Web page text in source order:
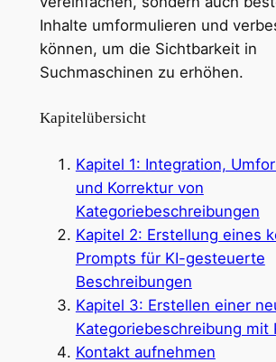
Inhalte umformulieren und
können, um die Sichtbarkeit in
Suchmaschinen zu erhöhen.
Kapitelübersicht
Kapitel 1: Integration,
und Korrektur von
Kategoriebeschreibungen
Kapitel 2: Erstellung eines
Prompts für KI-gesteuerte
Beschreibungen
Kapitel 3: Erstellen einer
Kategoriebeschreibung mit
Kontakt aufnehmen